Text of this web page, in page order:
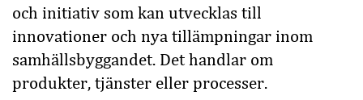
och initiativ som kan utvecklas till
innovationer och nya tillämpningar inom
samhällsbyggandet. Det handlar om
produkter, tjänster eller processer.